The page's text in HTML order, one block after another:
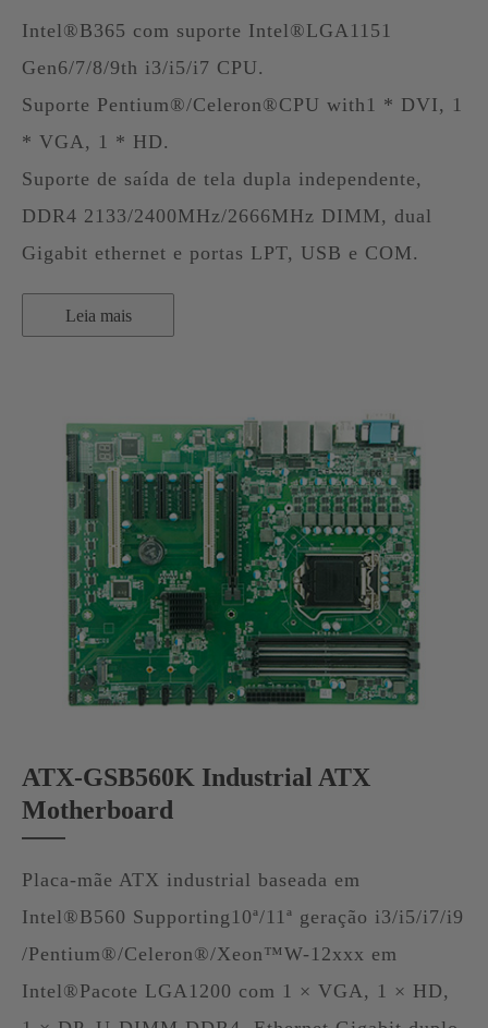
Intel®B365 com suporte Intel®LGA1151
Gen6/7/8/9th i3/i5/i7 CPU.
Suporte Pentium®/Celeron®CPU with1 * DVI, 1
* VGA, 1 * HD.
Suporte de saída de tela dupla independente,
DDR4 2133/2400MHz/2666MHz DIMM, dual
Gigabit ethernet e portas LPT, USB e COM.
Leia mais
ATX-GSB560K Industrial ATX
Motherboard
Placa-mãe ATX industrial baseada em
Intel®B560 Supporting10ª/11ª geração i3/i5/i7/i9
/Pentium®/Celeron®/Xeon™W-12xxx em
Intel®Pacote LGA1200 com 1 × VGA, 1 × HD,